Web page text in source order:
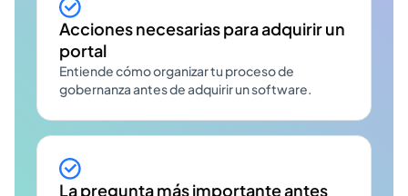
Acciones necesarias para adquirir un
portal
Entiende cómo organizar tu proceso de
gobernanza antes de adquirir un software.
La pregunta más importante antes